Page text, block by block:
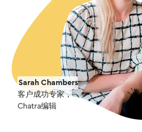
Sarah Chambers
客户成功专家，
Chatra编辑